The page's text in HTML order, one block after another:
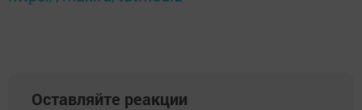
Оставляйте реакции